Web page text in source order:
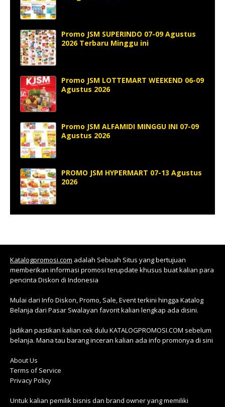
Promo JSM SUPERINDO 07-09 Agustus
2026 Terbaru Minggu ini
Promo JSM LOTTEMART WEEKEND 06-09
Agustus 2026
Promo JSM ALFAMIDI MINGGU INI 07-09
Agustus 2026
PROMO JSM HYPERMART 07-13 Agustus
2026
Katalogpromosi.com adalah Sebuah Situs yang bertujuan
memberikan informasi promosi terupdate khusus buat kalian para
pencinta Diskon di Indonesia
Mulai dari Info Diskon, Promo, Sale, Event terkini hingga Katalog
Belanja dari Pasar Swalayan favorit kalian lengkap ada disini.
Jadikan pastikan kalian cek dulu KATALOGPROMOSI.COM sebelum
belanja. Mana tau barang inceran kalian ada info promonya di sini
About Us
Terms of Service
Privacy Policy
Untuk kalian pemilik bisnis dan brand owner yang memiliki